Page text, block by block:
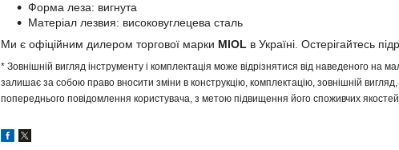
Форма леза: вигнута
Матеріал лезвия: високовуглецева сталь
Ми є офіційним дилером торгової марки MIOL в Україні. Остерігайтесь
* Зовнішній вигляд інструменту і комплектація може відрізнятися від наведеного
залишає за собою право вносити зміни в конструкцію, комплектацію, зовнішній
попереднього повідомлення користувача, з метою підвищення його споживчих